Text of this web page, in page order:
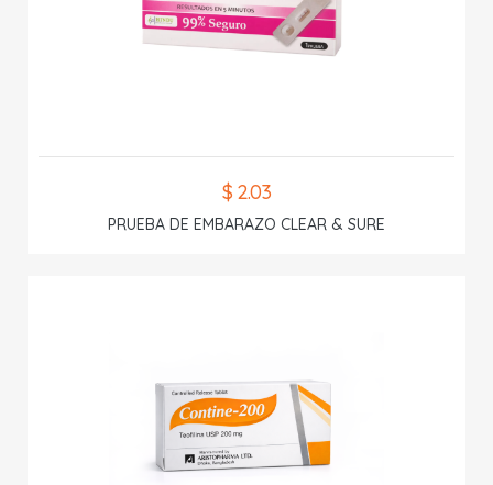
$ 2.03
PRUEBA DE EMBARAZO CLEAR & SURE